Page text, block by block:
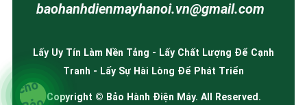
baohanhdienmayhanoi.vn@gmail.com
Lấy Uy Tín Làm Nền Tảng - Lấy Chất Lượng Để Cạnh
Tranh - Lấy Sự Hài Lòng Để Phát Triển
Copyright © Bảo Hành Điện Máy. All Reserved.